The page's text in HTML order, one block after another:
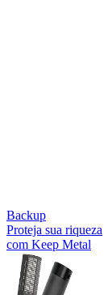
Backup
Proteja sua riqueza
com Keep Metal